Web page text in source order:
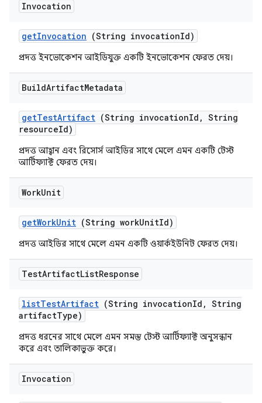
Invocation
getInvocation (String invocationId)
প্রদত্ত ইনভোকেশন আইডিযুক্ত একটি ইনভোকেশন ফেরত দেয়।
BuildArtifactMetadata
getTestArtifact (String invocationId , String
resourceId)
প্রদত্ত আহ্বান এবং রিসোর্স আইডির সাথে মেলে এমন একটি টেস্ট
আর্টিফ্যাক্ট ফেরত দেয়।
WorkUnit
getWorkUnit (String workUnitId)
প্রদত্ত আইডির সাথে মেলে এমন একটি ওয়ার্কইউনিট ফেরত দেয়।
TestArtifactListResponse
listTestArtifact (String invocationId , String
artifactType)
প্রদত্ত ধরনের সাথে মেলে এমন সমস্ত টেস্ট আর্টিফ্যাক্ট অনুসন্ধান
করে এবং তালিকাভুক্ত করে।
Invocation